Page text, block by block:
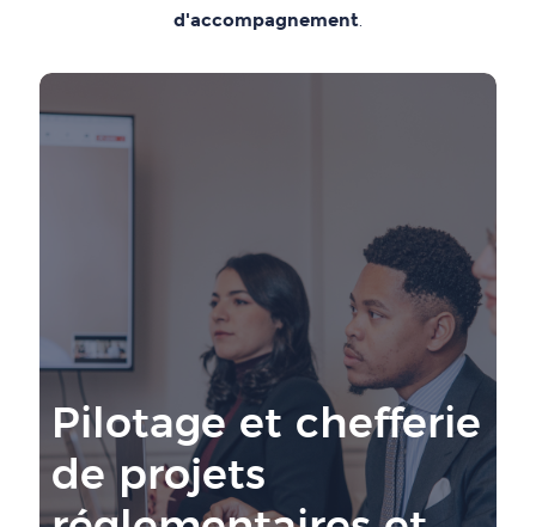
d'accompagnement.
Pilotage et chefferie
de projets